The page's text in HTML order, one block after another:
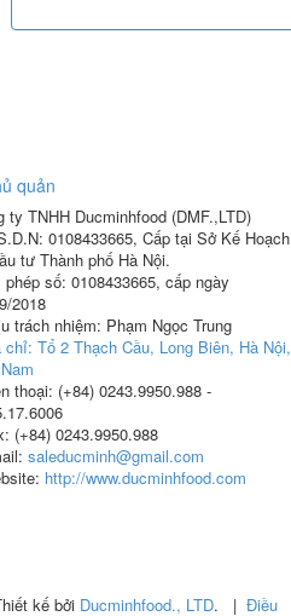
quản
ty TNHH Ducminhfood (DMF.,LTD)
0108433665, Cấp tại Sở Kế Hoạch
tư Thành phố Hà Nội.
phép số: 0108433665, cấp ngày
2018
trách nhiệm: Phạm Ngọc Trung
chỉ: Tổ 2 Thạch Cầu, Long Biên, Hà Nội,
thoại: (+84) 0243.9950.988 -
(+84) 0243.9950.988
saleducminh@gmail.com
http://www.ducminhfood.com
kế bởi Ducminhfood., LTD. | Điều